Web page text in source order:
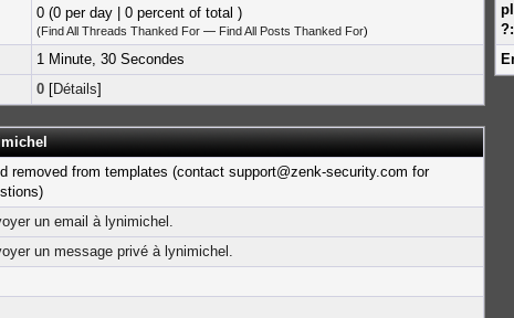
0 (0 per day | 0 percent of total )
(Find All Threads Thanked For— Find All Posts Thanked For)
1 Minute, 30 Secondes
0[Détails]
removed from templates (contact support@zenk-security.com for
un email à lynimichel.
un message privé à lynimichel.
?: